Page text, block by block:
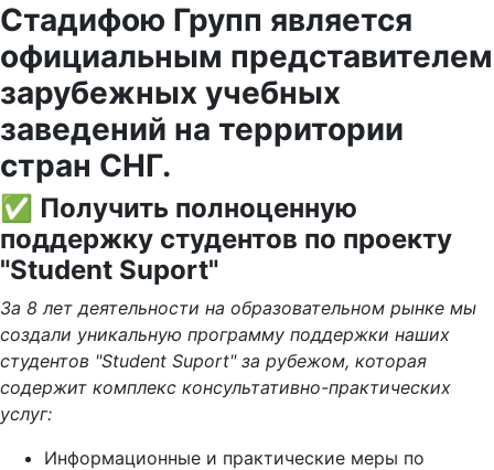
Стадифою Групп является
официальным представителем
зарубежных учебных
заведений на территории
стран СНГ.
✅ Получить полноценную
поддержку студентов по проекту
"Student Suport"
За 8 лет деятельности на образовательном рынке мы
создали уникальную программу поддержки наших
студентов "Student Suport" за рубежом, которая
содержит комплекс консультативно-практических
услуг:
Информационные и практические меры по